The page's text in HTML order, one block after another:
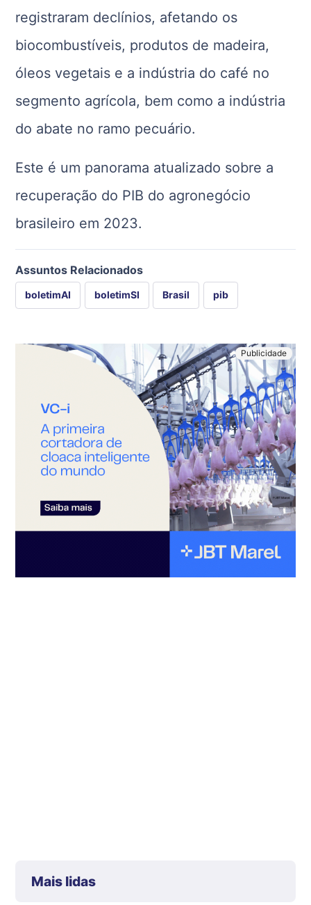
registraram declínios, afetando os
biocombustíveis, produtos de madeira,
óleos vegetais e a indústria do café no
segmento agrícola, bem como a indústria
do abate no ramo pecuário.
Este é um panorama atualizado sobre a
recuperação do PIB do agronegócio
brasileiro em 2023.
Assuntos Relacionados
boletimAI boletimSI Brasil pib
Mais lidas